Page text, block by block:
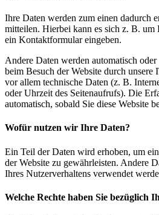
Ihre Daten werden zum einen dadurch
mitteilen. Hierbei kann es sich z. B. um
ein Kontaktformular eingeben.
Andere Daten werden automatisch
beim Besuch der Website durch unsere
vor allem technische Daten (z. B.
oder Uhrzeit des Seitenaufrufs). Die
automatisch, sobald Sie diese Website
Wofür nutzen wir Ihre Daten?
Ein Teil der Daten wird erhoben, um
der Website zu gewährleisten. Andere
Ihres Nutzerverhaltens verwendet
Welche Rechte haben Sie bezüglich